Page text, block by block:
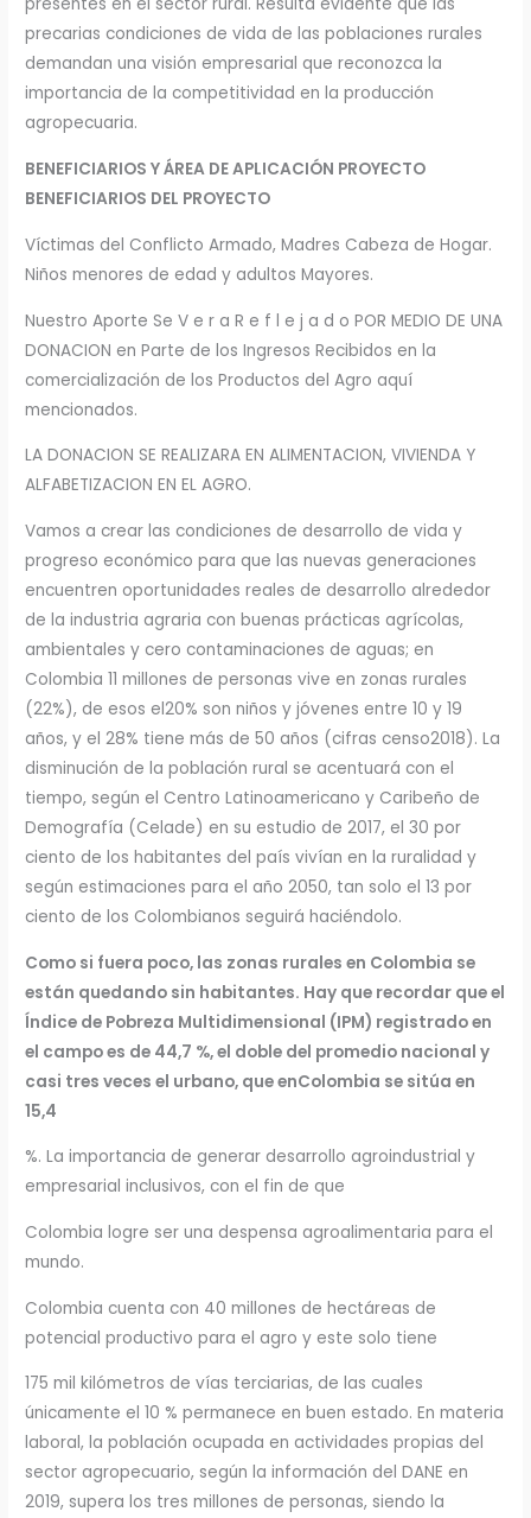
presentes en el sector rural. Resulta evidente que las
precarias condiciones de vida de las poblaciones rurales
demandan una visión empresarial que reconozca la
importancia de la competitividad en la producción
agropecuaria.
BENEFICIARIOS Y ÁREA DE APLICACIÓN PROYECTO
BENEFICIARIOS DEL PROYECTO
Víctimas del Conflicto Armado, Madres Cabeza de Hogar.
Niños menores de edad y adultos Mayores.
Nuestro Aporte Se V e r a R e f l e j a d o POR MEDIO DE UNA
DONACION en Parte de los Ingresos Recibidos en la
comercialización de los Productos del Agro aquí
mencionados.
LA DONACION SE REALIZARA EN ALIMENTACION, VIVIENDA Y
ALFABETIZACION EN EL AGRO.
Vamos a crear las condiciones de desarrollo de vida y
progreso económico para que las nuevas generaciones
encuentren oportunidades reales de desarrollo alrededor
de la industria agraria con buenas prácticas agrícolas,
ambientales y cero contaminaciones de aguas; en
Colombia 11 millones de personas vive en zonas rurales
(22%), de esos el20% son niños y jóvenes entre 10 y 19
años, y el 28% tiene más de 50 años (cifras censo2018). La
disminución de la población rural se acentuará con el
tiempo, según el Centro Latinoamericano y Caribeño de
Demografía (Celade) en su estudio de 2017, el 30 por
ciento de los habitantes del país vivían en la ruralidad y
según estimaciones para el año 2050, tan solo el 13 por
ciento de los Colombianos seguirá haciéndolo.
Como si fuera poco, las zonas rurales en Colombia se
están quedando sin habitantes. Hay que recordar que el
Índice de Pobreza Multidimensional (IPM) registrado en
el campo es de 44,7 %, el doble del promedio nacional y
casi tres veces el urbano, que enColombia se sitúa en
15,4
%. La importancia de generar desarrollo agroindustrial y
empresarial inclusivos, con el fin de que
Colombia logre ser una despensa agroalimentaria para el
mundo.
Colombia cuenta con 40 millones de hectáreas de
potencial productivo para el agro y este solo tiene
175 mil kilómetros de vías terciarias, de las cuales
únicamente el 10 % permanece en buen estado. En materia
laboral, la población ocupada en actividades propias del
sector agropecuario, según la información del DANE en
2019, supera los tres millones de personas, siendo la